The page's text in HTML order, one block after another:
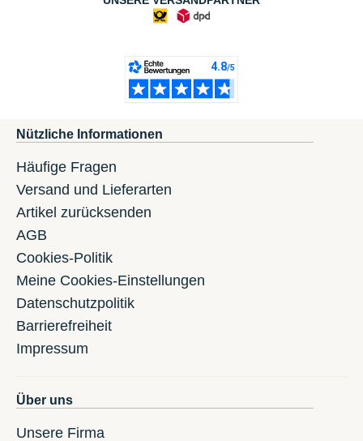
Nützliche Informationen
Häufige Fragen
Versand und Lieferarten
Artikel zurücksenden
AGB
Cookies-Politik
Meine Cookies-Einstellungen
Datenschutzpolitik
Barrierefreiheit
Impressum
Über uns
Unsere Firma